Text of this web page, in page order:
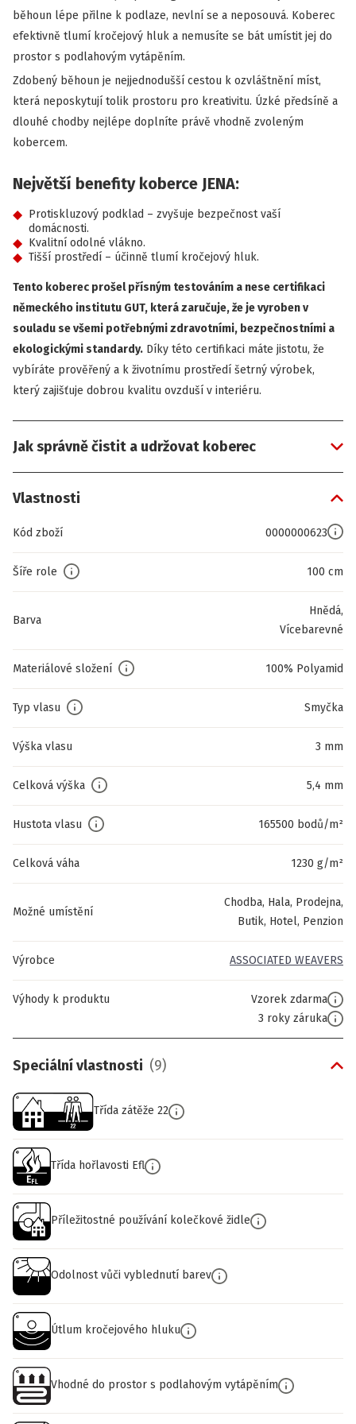
běhoun lépe přilne k podlaze, nevlní se a neposouvá. Koberec
efektivně tlumí kročejový hluk a nemusíte se bát umístit jej do
prostor s podlahovým vytápěním.
Zdobený běhoun je nejjednodušší cestou k ozvláštnění míst,
která neposkytují tolik prostoru pro kreativitu. Úzké předsíně a
dlouhé chodby nejlépe doplníte právě vhodně zvoleným
kobercem.
Největší benefity koberce JENA:
Protiskluzový podklad – zvyšuje bezpečnost vaší
domácnosti.
Kvalitní odolné vlákno.
Tišší prostředí – účinně tlumí kročejový hluk.
Tento koberec prošel přísným testováním a nese certifikaci
německého institutu GUT, která zaručuje, že je vyroben v
souladu se všemi potřebnými zdravotními, bezpečnostními a
ekologickými standardy. Díky této certifikaci máte jistotu, že
vybíráte prověřený a k životnímu prostředí šetrný výrobek,
který zajišťuje dobrou kvalitu ovzduší v interiéru.
Jak správně čistit a udržovat koberec
Vlastnosti
Kód zboží 0000000623
Šíře role 100 cm
Barva
Hnědá,
Vícebarevné
Materiálové složení 100% Polyamid
Typ vlasu Smyčka
Výška vlasu 3 mm
Celková výška 5,4 mm
Hustota vlasu 165500 bodů/m²
Celková váha 1230 g/m²
Možné umístění
Chodba, Hala, Prodejna,
Butik, Hotel, Penzion
Výrobce ASSOCIATED WEAVERS
Výhody k produktu
Vzorek zdarma
3 roky záruka
Speciální vlastnosti (9)
Třída zátěže 22
Třída hořlavosti Efl
Příležitostné používání kolečkové židle
Odolnost vůči vyblednutí barev
Útlum kročejového hluku
Vhodné do prostor s podlahovým vytápěním